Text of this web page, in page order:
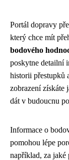
Portál dopravy
který chce mít
bodového
poskytne detailní
historii přestupků
zobrazení získáte
dát v budoucnu
Informace o
pomohou lépe
například, za jaké